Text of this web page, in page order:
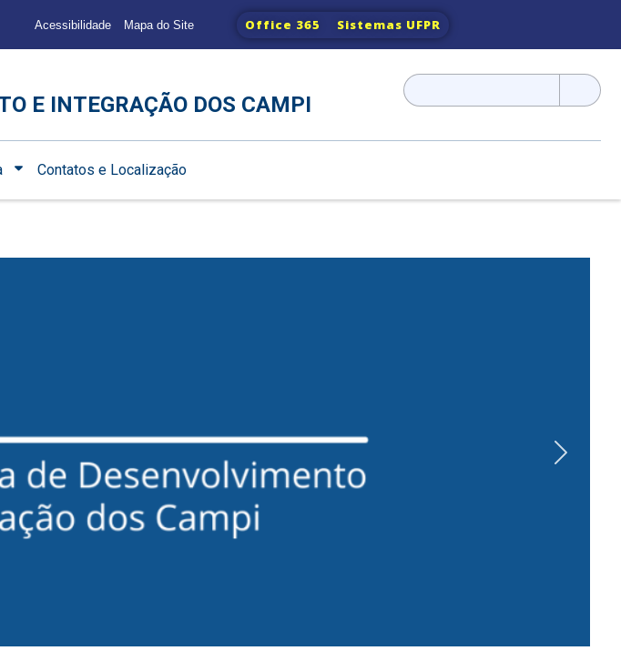
Acessibilidade Mapa do Site Office 365 Sistemas UFPR
E INTEGRAÇÃO DOS CAMPI
Pesquisar
por:
Contatos e Localização
Next